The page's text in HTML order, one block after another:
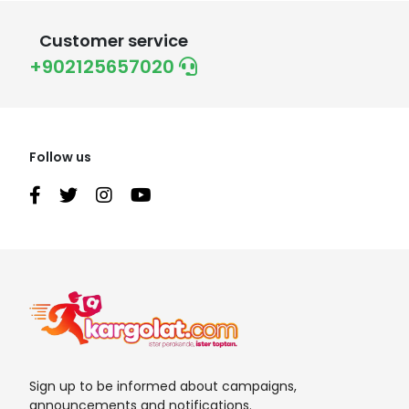
Customer service
+902125657020
Follow us
Sign up to be informed about campaigns,
announcements and notifications.